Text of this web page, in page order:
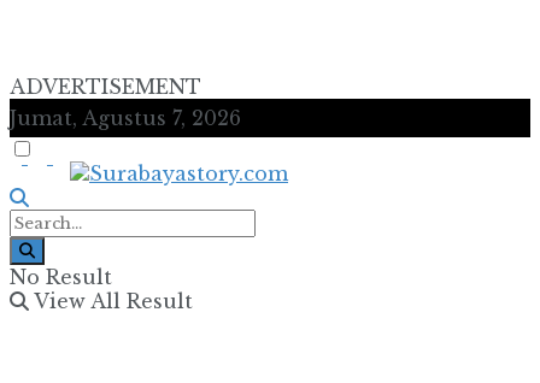
ADVERTISEMENT
Jumat, Agustus 7, 2026
No Result
View All Result